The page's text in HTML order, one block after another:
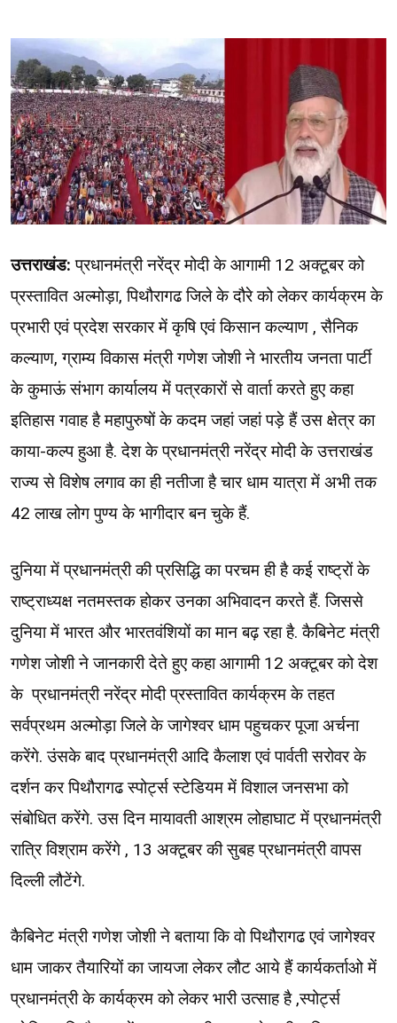
उत्तराखंड: प्रधानमंत्री नरेंद्र मोदी के आगामी 12 अक्टूबर को
प्रस्तावित अल्मोड़ा, पिथौरागढ जिले के दौरे को लेकर कार्यक्रम के
प्रभारी एवं प्रदेश सरकार में कृषि एवं किसान कल्याण , सैनिक
कल्याण, ग्राम्य विकास मंत्री गणेश जोशी ने भारतीय जनता पार्टी
के कुमाऊं संभाग कार्यालय में पत्रकारों से वार्ता करते हुए कहा
इतिहास गवाह है महापुरुषों के कदम जहां जहां पड़े हैं उस क्षेत्र का
काया-कल्प हुआ है. देश के प्रधानमंत्री नरेंद्र मोदी के उत्तराखंड
राज्य से विशेष लगाव का ही नतीजा है चार धाम यात्रा में अभी तक
42 लाख लोग पुण्य के भागीदार बन चुके हैं.
दुनिया में प्रधानमंत्री की प्रसिद्धि का परचम ही है कई राष्ट्रों के
राष्ट्राध्यक्ष नतमस्तक होकर उनका अभिवादन करते हैं. जिससे
दुनिया में भारत और भारतवंशियों का मान बढ़ रहा है. कैबिनेट मंत्री
गणेश जोशी ने जानकारी देते हुए कहा आगामी 12 अक्टूबर को देश
के प्रधानमंत्री नरेंद्र मोदी प्रस्तावित कार्यक्रम के तहत
सर्वप्रथम अल्मोड़ा जिले के जागेश्वर धाम पहुचकर पूजा अर्चना
करेंगे. उंसके बाद प्रधानमंत्री आदि कैलाश एवं पार्वती सरोवर के
दर्शन कर पिथौरागढ स्पोर्ट्स स्टेडियम में विशाल जनसभा को
संबोधित करेंगे. उस दिन मायावती आश्रम लोहाघाट में प्रधानमंत्री
रात्रि विश्राम करेंगे , 13 अक्टूबर की सुबह प्रधानमंत्री वापस
दिल्ली लौटेंगे.
कैबिनेट मंत्री गणेश जोशी ने बताया कि वो पिथौरागढ एवं जागेश्वर
धाम जाकर तैयारियों का जायजा लेकर लौट आये हैं कार्यकर्ताओ में
प्रधानमंत्री के कार्यक्रम को लेकर भारी उत्साह है ,स्पोर्ट्स